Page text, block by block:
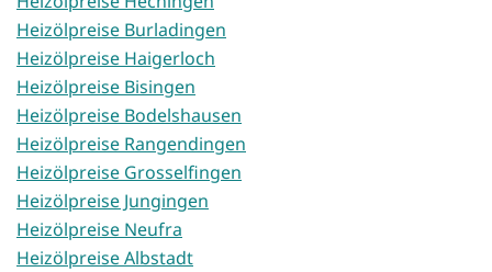
Heizölpreise Burladingen
Heizölpreise Haigerloch
Heizölpreise Bisingen
Heizölpreise Bodelshausen
Heizölpreise Rangendingen
Heizölpreise Grosselfingen
Heizölpreise Jungingen
Heizölpreise Neufra
Heizölpreise Albstadt